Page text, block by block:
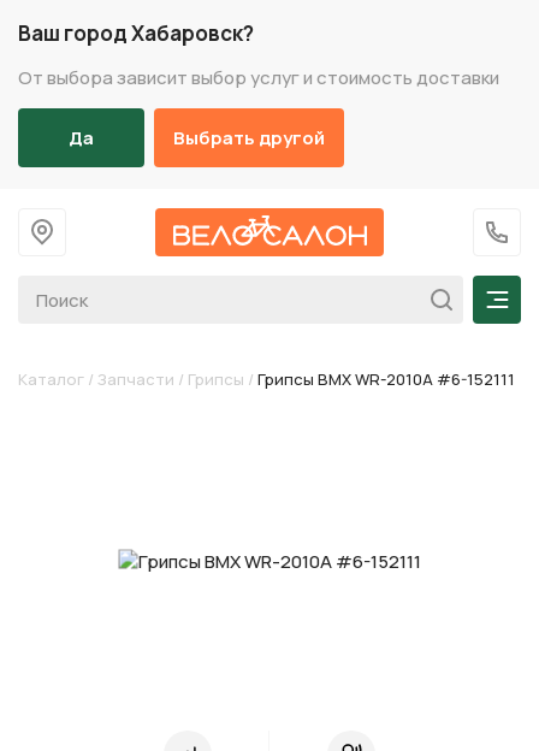
Ваш город Хабаровск?
От выбора зависит выбор услуг и стоимость доставки
Да Выбрать другой
На главную
+7
Каталог / Запчасти / Грипсы / Грипсы BMX WR-2010A #6-152111